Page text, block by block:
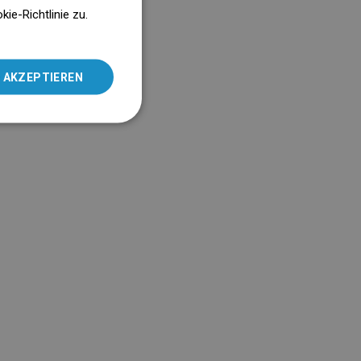
LITHUANIAN
ROMANIAN
Richtlinie zu.
AKZEPTIEREN